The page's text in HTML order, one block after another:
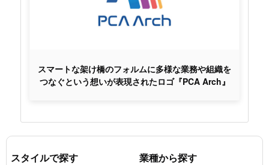
スマートな架け橋のフォルムに多様な業務や組織を
つなぐという想いが表現されたロゴ『PCA Arch』
スタイルで探す 業種から探す